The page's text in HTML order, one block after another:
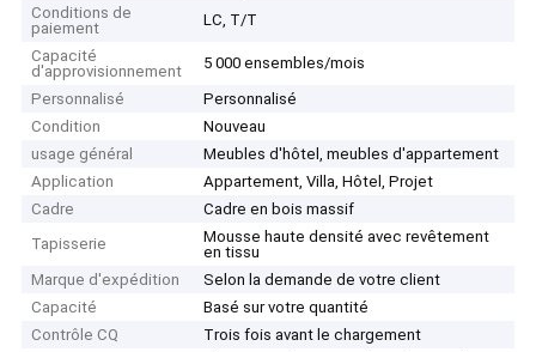
Conditions de
paiement
LC, T/T
Capacité
d'approvisionnement
5 000 ensembles/mois
Personnalisé
Personnalisé
Condition
Nouveau
usage général
Meubles d'hôtel, meubles d'appartement
Application
Appartement, Villa, Hôtel, Projet
Cadre
Cadre en bois massif
Tapisserie
Mousse haute densité avec revêtement
en tissu
Marque d'expédition
Selon la demande de votre client
Capacité
Basé sur votre quantité
Contrôle CQ
Trois fois avant le chargement